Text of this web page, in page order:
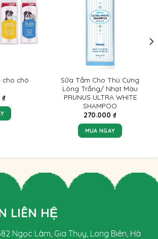
cho chó
₫
Sữa Tắm Cho Thú Cưng
Lông Trắng/ Nhạt Màu
PRUNUS ULTRA WHITE
SHAMPOO
270.000 ₫
MUA NGAY
LIÊN HỆ
Ngọc Lâm, Gia Thụy, Long Biên, Hà